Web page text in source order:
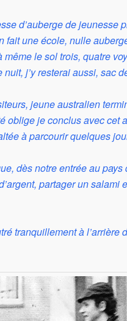
d’auberge de
fait une école, nulle
le sol trois, quatre
j’y resterai aussi, sac
jeune australien
je conclus avec cet
à parcourir quelques
dès notre entrée au
partager un
tranquillement à l’arrière